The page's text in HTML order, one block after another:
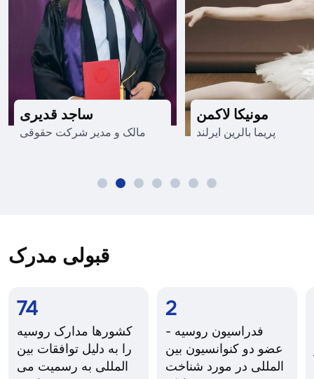
ساجد قدیری
مالک و مدیر شرکت حقوقی
مونیکا لاکمن
پریما بالرین ایرلند
قبولی مدرک
74
کشورها مدارک روسیه
را به دلیل توافقات بین
المللی به رسمیت می
2
فدراسیون روسیه -
عضو دو کنوانسیون بین
المللی در مورد شناخت